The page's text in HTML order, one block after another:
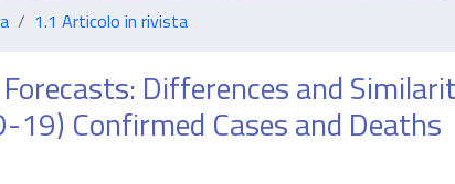
1.1 Articolo in rivista
Differences and
19) Confirmed Cases and Deaths